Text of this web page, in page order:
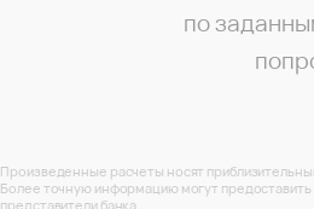
по
Произведенные расчеты носят
Более точную информацию могут предоставить
представители банка.